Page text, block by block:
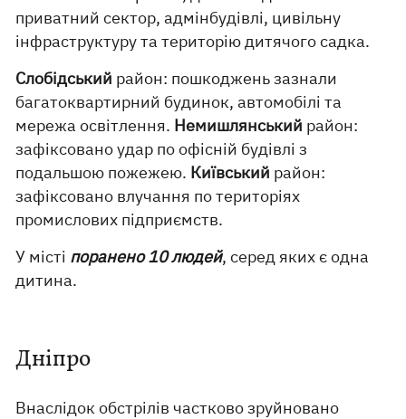
приватний сектор, адмінбудівлі, цивільну
інфраструктуру та територію дитячого садка.
Слобідський район: пошкоджень зазнали
багатоквартирний будинок, автомобілі та
мережа освітлення. Немишлянський район:
зафіксовано удар по офісній будівлі з
подальшою пожежею. Київський район:
зафіксовано влучання по територіях
промислових підприємств.
У місті поранено 10 людей, серед яких є одна
дитина.
Дніпро
Внаслідок обстрілів частково зруйновано